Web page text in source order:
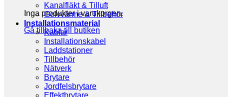
Inga produkter i varukorgen.
Gå tillbaka till butiken
Kanalfläkt & Tilluft
Golvvärme & Tillbehör
Installationsmaterial
Kablar
Installationskabel
Laddstationer
Tillbehör
Nätverk
Brytare
Jordfelsbrytare
Effektbrytare